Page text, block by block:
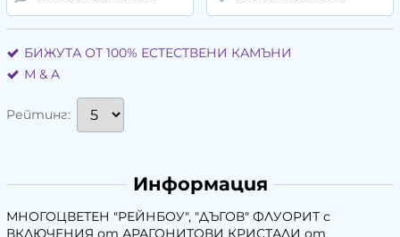
БИЖУТА ОТ 100% ЕСТЕСТВЕНИ КАМЪНИ
М & A
Рейтинг:
Информация
МНОГОЦВЕТЕН "РЕЙНБОУ", "ДЪГОВ" ФЛУОРИТ с
ВКЛЮЧЕНИЯ от АРАГОНИТОВИ КРИСТАЛИ от